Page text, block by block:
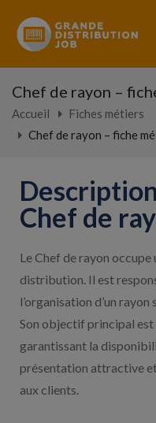
Chef de rayon –
Accueil
Fiches métiers
Chef de rayon – fiche
Chef de
Le Chef de rayon occupe
distribution. Il est
l’organisation d’un rayon
Son objectif principal est
garantissant la
présentation attractive
aux clients.